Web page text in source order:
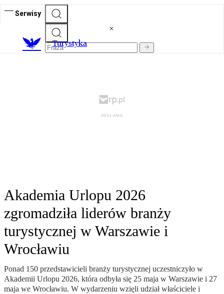
Serwisy
Turystyka
Akademia Urlopu 2026
zgromadziła liderów branży
turystycznej w Warszawie i
Wrocławiu
Ponad 150 przedstawicieli branży turystycznej uczestniczyło w
Akademii Urlopu 2026, która odbyła się 25 maja w Warszawie i 27
maja we Wrocławiu. W wydarzeniu wzięli udział właściciele i